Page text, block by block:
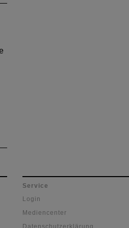
Service
Login
Mediencenter
Datenschutzerklärung